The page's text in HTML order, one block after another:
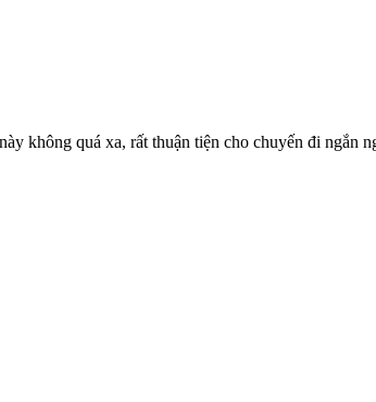
không quá xa, rất thuận tiện cho chuyến đi ngắn